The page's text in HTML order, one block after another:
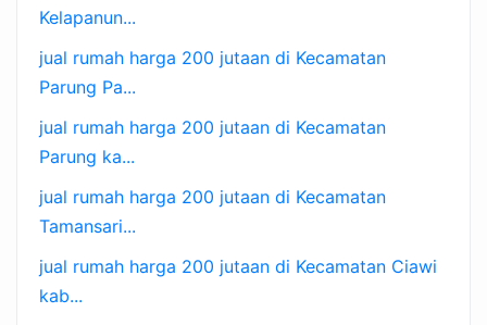
Kelapanun...
jual rumah harga 200 jutaan di Kecamatan
Parung Pa...
jual rumah harga 200 jutaan di Kecamatan
Parung ka...
jual rumah harga 200 jutaan di Kecamatan
Tamansari...
jual rumah harga 200 jutaan di Kecamatan Ciawi
kab...